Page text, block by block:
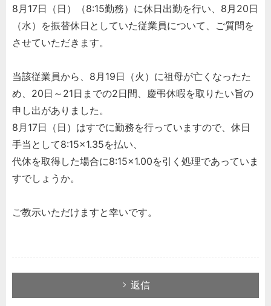
8月17日（日）（8:15勤務）に休日出勤を行い、8月20日
（水）を振替休日としていた従業員について、ご質問を
させていただきます。
当該従業員から、8月19日（火）に祖母が亡くなったた
め、20日～21日までの2日間、慶弔休暇を取りたい旨の
申し出がありました。
8月17日（日）はすでに勤務を行っていますので、休日
手当として8:15×1.35を払い、
代休を取得した場合に8:15×1.00を引く処理であっていま
すでしょうか。
ご教示いただけますと幸いです。
返信